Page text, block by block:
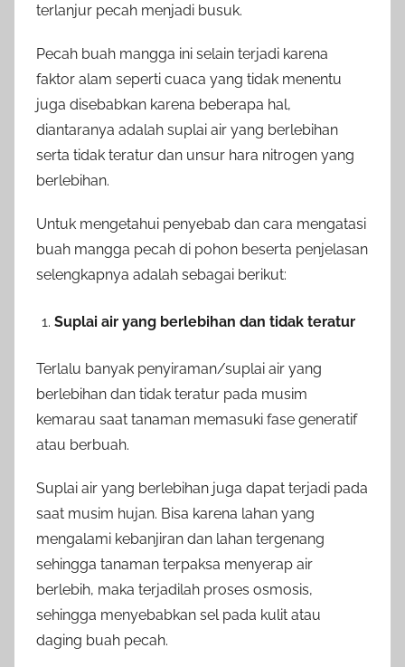
terlanjur pecah menjadi busuk.
Pecah buah mangga ini selain terjadi karena
faktor alam seperti cuaca yang tidak menentu
juga disebabkan karena beberapa hal,
diantaranya adalah suplai air yang berlebihan
serta tidak teratur dan unsur hara nitrogen yang
berlebihan.
Untuk mengetahui penyebab dan cara mengatasi
buah mangga pecah di pohon beserta penjelasan
selengkapnya adalah sebagai berikut:
Suplai air yang berlebihan dan tidak teratur
Terlalu banyak penyiraman/suplai air yang
berlebihan dan tidak teratur pada musim
kemarau saat tanaman memasuki fase generatif
atau berbuah.
Suplai air yang berlebihan juga dapat terjadi pada
saat musim hujan. Bisa karena lahan yang
mengalami kebanjiran dan lahan tergenang
sehingga tanaman terpaksa menyerap air
berlebih, maka terjadilah proses osmosis,
sehingga menyebabkan sel pada kulit atau
daging buah pecah.